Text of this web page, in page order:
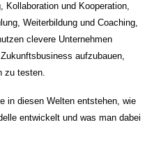
Kollaboration und Kooperation,
Weiterbildung und Coaching,
clevere Unternehmen
aufzubauen,
zu testen.
in diesen Welten entstehen, wie
entwickelt und was man dabei